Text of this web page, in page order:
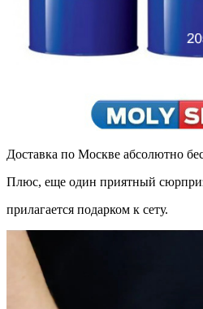
Доставка по Москве абсолютно
Плюс, еще один приятный
прилагается подарком к сету.